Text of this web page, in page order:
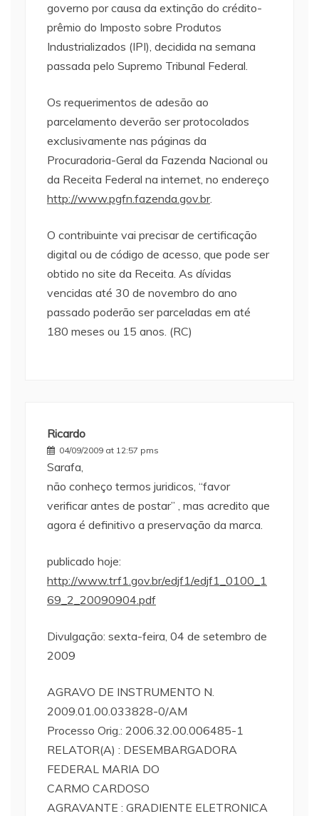
governo por causa da extinção do crédito-
prêmio do Imposto sobre Produtos
Industrializados (IPI), decidida na semana
passada pelo Supremo Tribunal Federal.
Os requerimentos de adesão ao
parcelamento deverão ser protocolados
exclusivamente nas páginas da
Procuradoria-Geral da Fazenda Nacional ou
da Receita Federal na internet, no endereço
http://www.pgfn.fazenda.gov.br.
O contribuinte vai precisar de certificação
digital ou de código de acesso, que pode ser
obtido no site da Receita. As dívidas
vencidas até 30 de novembro do ano
passado poderão ser parceladas em até
180 meses ou 15 anos. (RC)
Ricardo
04/09/2009 at 12:57 pms
Sarafa,
não conheço termos juridicos, “favor
verificar antes de postar” , mas acredito que
agora é definitivo a preservação da marca.
publicado hoje:
http://www.trf1.gov.br/edjf1/edjf1_0100_1
69_2_20090904.pdf
Divulgação: sexta-feira, 04 de setembro de
2009
AGRAVO DE INSTRUMENTO N.
2009.01.00.033828-0/AM
Processo Orig.: 2006.32.00.006485-1
RELATOR(A) : DESEMBARGADORA
FEDERAL MARIA DO
CARMO CARDOSO
AGRAVANTE : GRADIENTE ELETRONICA